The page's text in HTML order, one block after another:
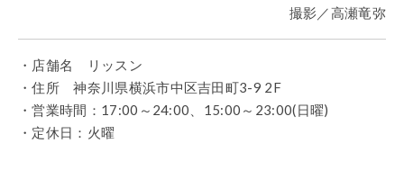
撮影／高瀬竜弥
・店舗名 リッスン
・住所 神奈川県横浜市中区吉田町3-9 2F
・営業時間：17:00～24:00、15:00～23:00(日曜)
・定休日：火曜